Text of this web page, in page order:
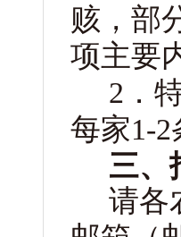
赅，部
项主要
2 ．
每家1-2
三、
请各